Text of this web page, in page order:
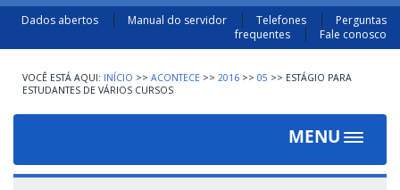
Dados abertos Manual do servidor Telefones
Perguntas
frequentes
Fale conosco
INÍCIO >> ACONTECE >> 2016 >> 05 >> ESTÁGIO PARA
ESTUDANTES DE VÁRIOS CURSOS
MENU
Toggle